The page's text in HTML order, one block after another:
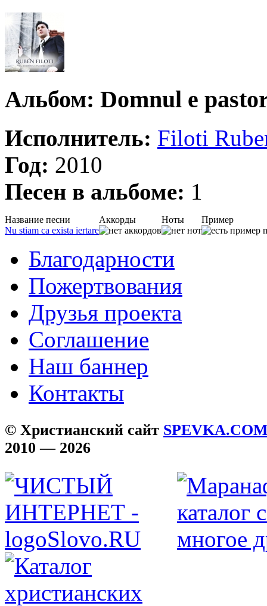
Альбом: Domnul e
Исполнитель: Filoti
Год: 2010
Песен в альбоме: 1
Название песни Аккорды Ноты
Пример
Nu stiam ca exista iertare
Благодарности
Пожертвования
Друзья проекта
Соглашение
Наш баннер
Контакты
© Христианский сайт
2010 — 2026